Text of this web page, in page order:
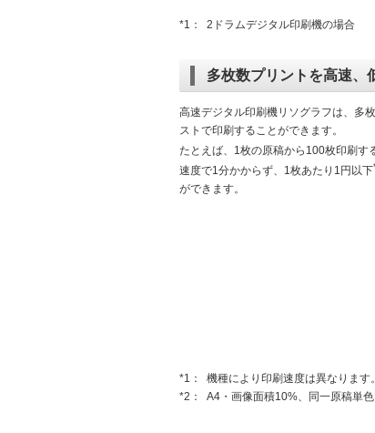
*1： 2ドラムデジタル印刷機の場合
多枚数プリントを高速、
高速デジタル印刷機リソグラフは、多
ストで印刷することができます。
たとえば、1枚の原稿から100枚印刷す
速度で1分かからず、1枚あたり1円以下
ができます。
*1：
機種により印刷速度は異なります。
*2：
A4・画像面積10%、同一原稿単色